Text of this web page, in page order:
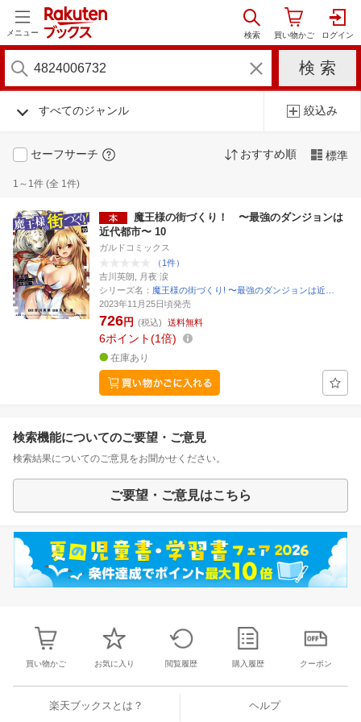
メニュー
すべてのジャンル 絞込み
セーフサーチ おすすめ順 標準
1～1件 (全 1件)
魔王様の街づくり！ 〜最強のダンジョンは
近代都市〜 10
ガルドコミックス
（1件）
吉川英朗, 月夜 涙
シリーズ名： 魔王様の街づくり! 〜最強のダンジョンは近…
2023年11月25日頃発売
726円 (税込) 送料無料
6ポイント 1倍
在庫あり
検索機能についてのご要望・ご意見
検索結果についてのご意見をお聞かせください。
ご要望・ご意見はこちら
買い物かご お気に入り 閲覧履歴 購入履歴 クーポン
楽天ブックスとは？ ヘルプ